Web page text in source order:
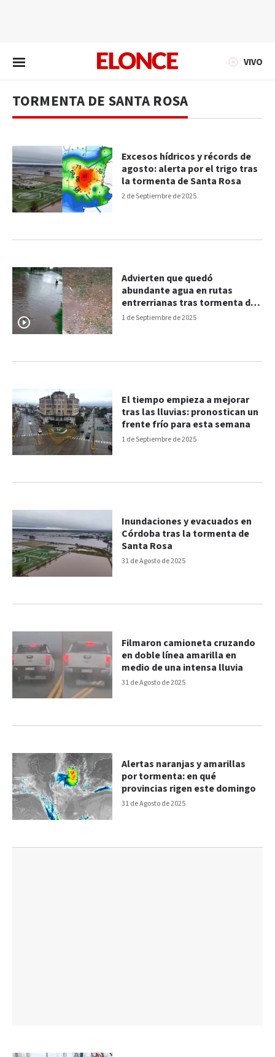
VIVO
TORMENTA DE SANTA ROSA
2 de Septiembre de 2025
Excesos hídricos y récords de
agosto: alerta por el trigo tras
la tormenta de Santa Rosa
1 de Septiembre de 2025
Advierten que quedó
abundante agua en rutas
entrerrianas tras tormenta de
Santa Rosa
1 de Septiembre de 2025
El tiempo empieza a mejorar
tras las lluvias: pronostican un
frente frío para esta semana
31 de Agosto de 2025
Inundaciones y evacuados en
Córdoba tras la tormenta de
Santa Rosa
31 de Agosto de 2025
Filmaron camioneta cruzando
en doble línea amarilla en
medio de una intensa lluvia
31 de Agosto de 2025
Alertas naranjas y amarillas
por tormenta: en qué
provincias rigen este domingo